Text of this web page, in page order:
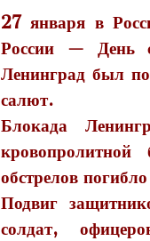
27 января в
России — День
Ленинград был
салют.
Блокада
обстрелов
Подвиг
солдат,